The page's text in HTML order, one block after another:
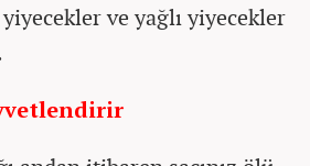
ve yağlı yiyecekler